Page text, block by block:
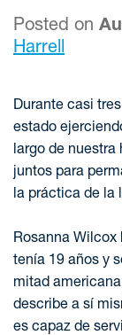
Posted on
Harrell
Durante casi
estado
largo de nuestra
juntos para
la práctica de la
Rosanna
tenía 19 años y
mitad
describe a sí
es capaz de